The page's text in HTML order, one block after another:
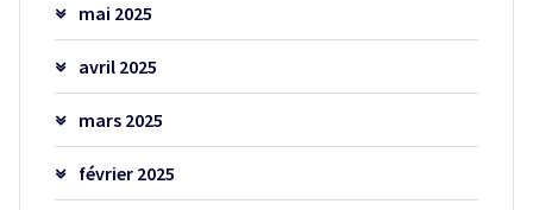
mai 2025
avril 2025
mars 2025
février 2025